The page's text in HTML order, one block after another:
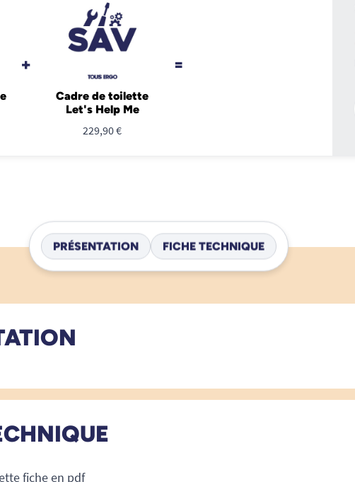
+
Cadre de toilette
Let's Help Me
229,90 €
=
PRÉSENTATION FICHE TECHNIQUE
fiche en pdf